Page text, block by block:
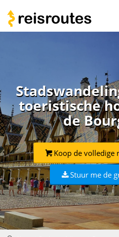
toeristische
de
Koop de volledige
Stuur me de